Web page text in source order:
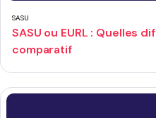
SASU
SASU ou EURL : Quelles
comparatif